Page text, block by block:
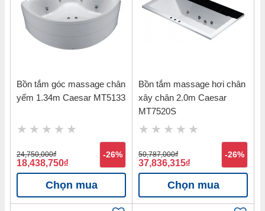
Bồn tắm góc massage chân
yếm 1.34m Caesar MT5133
24,750,000đ
18,438,750đ
-26%
Chọn mua
Bồn tắm massage hơi chân
xây chân 2.0m Caesar
MT7520S
50,787,000đ
37,836,315đ
-26%
Chọn mua